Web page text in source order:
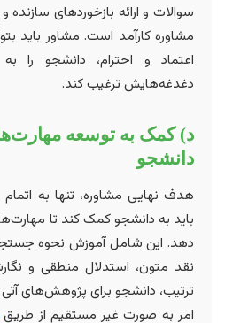
سوالات و ارائه بازخوردهای
مشاوره کارآمد است. مشاور باید
اعتماد و احترام، دانشجو را
دغدغه‌هایش ترغیب کند.
د) کمک به توسعه
دانشجو
هدف نهایی مشاوره، تنها به
باید به دانشجو کمک کند تا
دهد. این شامل آموزش نحوه جستجو
نقد متون، استدلال منطقی و
ترتیب، دانشجو برای پژوهش‌های
امر به صورت غیر مستقیم از طریق